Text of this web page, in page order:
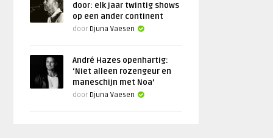
door: elk jaar twintig shows
op een ander continent
door Djuna Vaesen
André Hazes openhartig:
‘Niet alleen rozengeur en
maneschijn met Noa’
door Djuna Vaesen